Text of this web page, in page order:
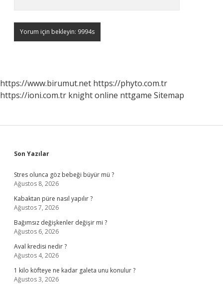
https://www.birumut.net https://phyto.com.tr
https://ioni.com.tr knight online nttgame Sitemap
Sidebar
Son Yazılar
Stres olunca göz bebeği büyür mü ?
Ağustos 8, 2026
Kabaktan püre nasıl yapılır ?
Ağustos 7, 2026
Bağımsız değişkenler değişir mi ?
Ağustos 6, 2026
Aval kredisi nedir ?
Ağustos 4, 2026
1 kilo köfteye ne kadar galeta unu konulur ?
Ağustos 3, 2026